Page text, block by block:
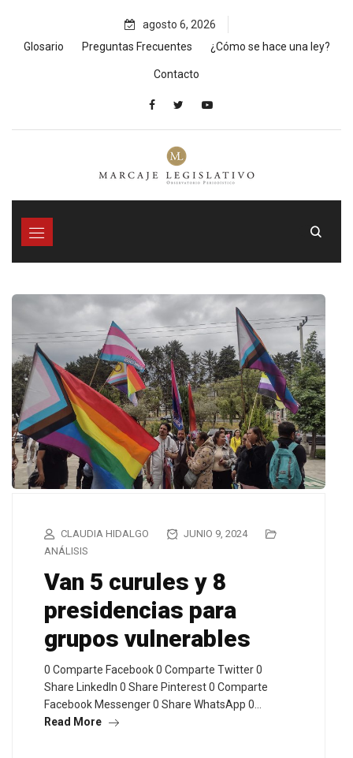
content
agosto 6, 2026
Glosario
Preguntas Frecuentes ¿Cómo se hace una ley?
Contacto
CLAUDIA HIDALGO
JUNIO 9, 2024
ANÁLISIS
Van 5 curules y 8
presidencias para
grupos vulnerables
0 Comparte Facebook 0 Comparte Twitter 0
Share LinkedIn 0 Share Pinterest 0 Comparte
Facebook Messenger 0 Share WhatsApp 0…
Read More